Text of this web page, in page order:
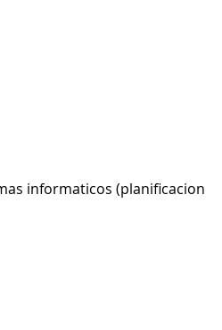
informaticos (planificacion